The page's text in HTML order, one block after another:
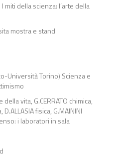
miti della scienza: l’arte della
mostra e stand
Università Torino) Scienza e
vita, G.CERRATO chimica,
fisica, G.MAININI
i laboratori in sala